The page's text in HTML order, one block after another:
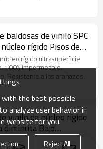
baldosas de vinilo SPC
rígido Pisos de
Baldosa con aspecto
UCT 6015
rígido ultrasuperficie
100% impermeable.
Resistente a los arañazos.
vinilo de núcleo rígido
diminuta Bajo
de pisos
de núcleo rígido
the best possible
analyze user behavior in
website for you.
Reject All